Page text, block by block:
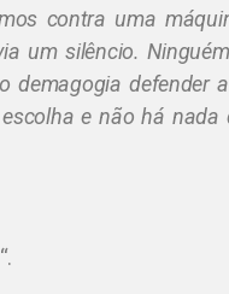
contra uma
um silêncio.
demagogia defender
e não há nada
“.